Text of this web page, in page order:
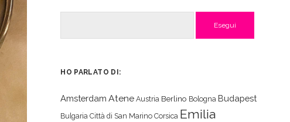
HO PARLATO DI:
Amsterdam Atene Austria Berlino Bologna Budapest
Bulgaria Città di San Marino Corsica Emilia